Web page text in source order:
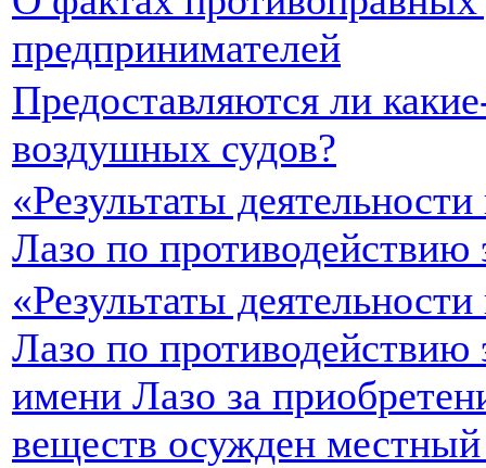
предпринимателей
Предоставляются ли
воздушных судов?
«Результаты
Лазо по противодействию
«Результаты
Лазо по
имени Лазо за
веществ осужден